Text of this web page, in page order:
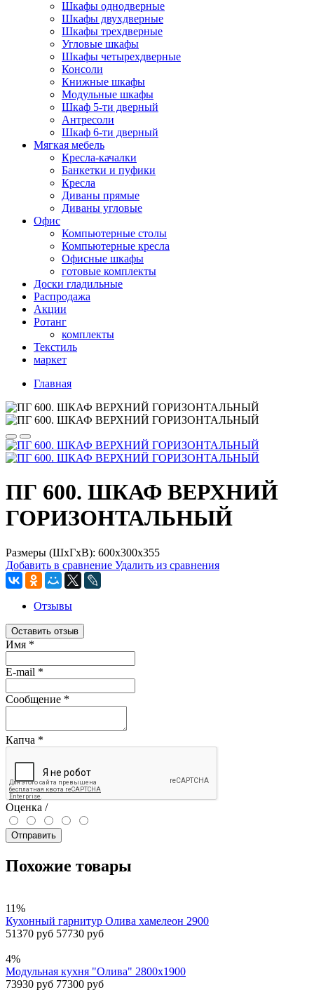
Шкафы однодверные
Шкафы двухдверные
Шкафы трехдверные
Угловые шкафы
Шкафы четырехдверные
Консоли
Книжные шкафы
Модульные шкафы
Шкаф 5-ти дверный
Антресоли
Шкаф 6-ти дверный
Мягкая мебель
Кресла-качалки
Банкетки и пуфики
Кресла
Диваны прямые
Диваны угловые
Офис
Компьютерные столы
Компьютерные кресла
Офисные шкафы
готовые комплекты
Доски гладильные
Распродажа
Акции
Ротанг
комплекты
Текстиль
маркет
Главная
ПГ 600. ШКАФ ВЕРХНИЙ
ГОРИЗОНТАЛЬНЫЙ
Размеры (ШхГхВ): 600x300x355
Добавить в сравнение Удалить из сравнения
Отзывы
Оставить отзыв
Имя *
E-mail *
Сообщение *
Капча *
Оценка /
Отправить
Похожие товары
11%
Кухонный гарнитур Олива хамелеон 2900
51370 руб 57730 руб
4%
Модульная кухня "Олива" 2800х1900
73930 руб 77300 руб